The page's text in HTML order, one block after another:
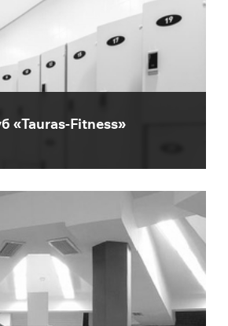
«Tauras-Fitness»